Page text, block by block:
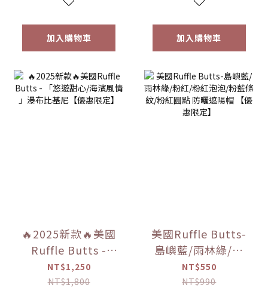
加入購物車
【優惠限定】
加入購物車
🔥2025新款🔥美國
Ruffle Butts -
「悠遊甜心/海濱風
情 」瀑布比基尼
NT$1,250
NT$1,800
美國Ruffle Butts-
島嶼藍/雨林綠/粉
紅/粉紅泡泡/粉藍條
紋/粉紅圓點 防曬遮
NT$550
NT$990